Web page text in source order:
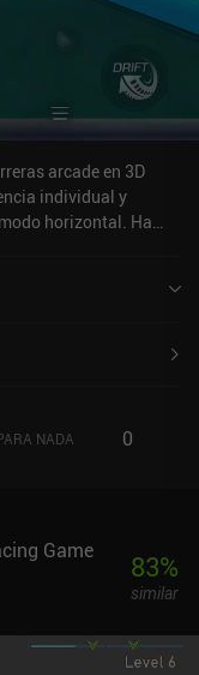
arcade en 3D
individual y
horizontal. Ha
sobre 5,0 en la App
NADA 0
Game 83%
similar